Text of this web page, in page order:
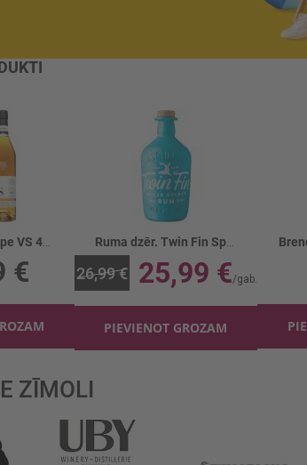
Armanjaks Sempe VS 40% kastē
€
Ruma dzēr. Twin Fin Spiced 38%
26,99 € 25,99 €
PIEVIENOT GROZAM
ZĪMOLI